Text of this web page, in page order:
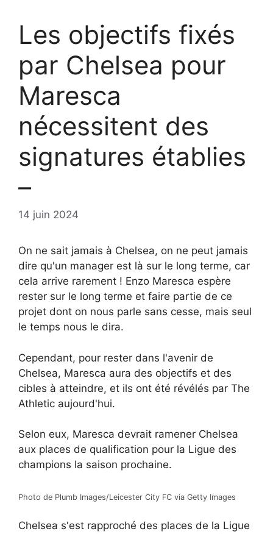
Les objectifs fixés
par Chelsea pour
Maresca
nécessitent des
signatures établies
–
14 juin 2024
On ne sait jamais à Chelsea, on ne peut jamais
dire qu'un manager est là sur le long terme, car
cela arrive rarement ! Enzo Maresca espère
rester sur le long terme et faire partie de ce
projet dont on nous parle sans cesse, mais seul
le temps nous le dira.
Cependant, pour rester dans l'avenir de
Chelsea, Maresca aura des objectifs et des
cibles à atteindre, et ils ont été révélés par The
Athletic aujourd'hui.
Selon eux, Maresca devrait ramener Chelsea
aux places de qualification pour la Ligue des
champions la saison prochaine.
Photo de Plumb Images/Leicester City FC via Getty Images
Chelsea s'est rapproché des places de la Ligue